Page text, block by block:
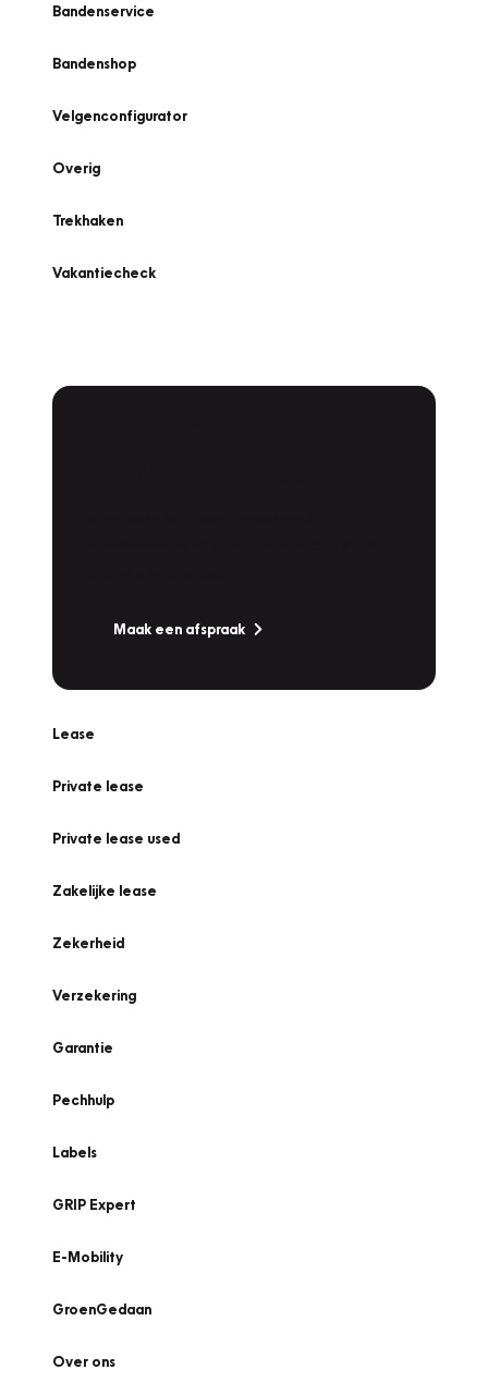
Bandenservice
Bandenshop
Velgenconfigurator
Overig
Trekhaken
Vakantiecheck
Maak een afspraak
Lease
Private lease
Private lease used
Zakelijke lease
Zekerheid
Verzekering
Garantie
Pechhulp
Labels
GRIP Expert
E-Mobility
GroenGedaan
Over ons